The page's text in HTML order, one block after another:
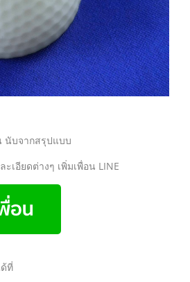
นับจากสรุปแบบ
เอียดต่างๆ เพิ่มเพื่อน LINE
ที่